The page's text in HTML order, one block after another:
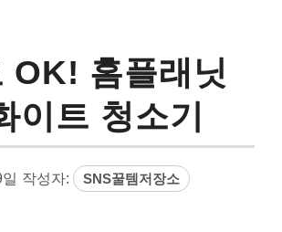
OK! 홈플래닛
이트 청소기
작성자: SNS꿀템저장소